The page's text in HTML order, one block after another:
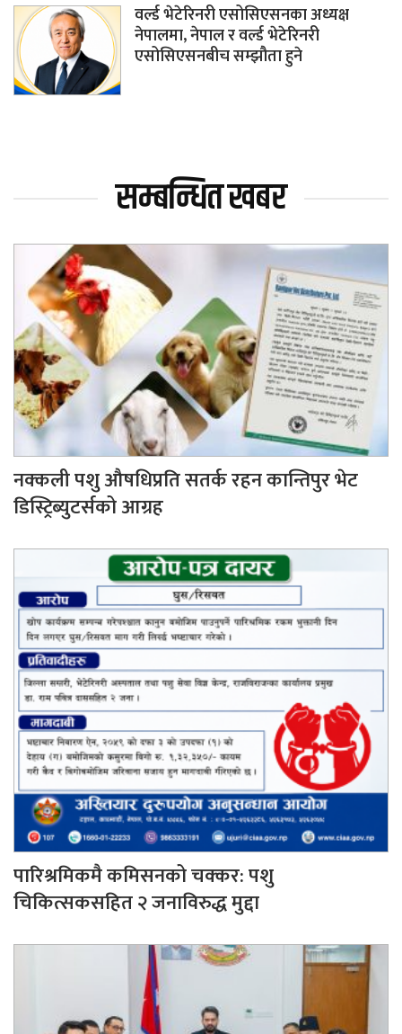
वर्ल्ड भेटेरिनरी एसोसिएसनका अध्यक्ष
नेपालमा, नेपाल र वर्ल्ड भेटेरिनरी
एसोसिएसनबीच सम्झौता हुने
सम्बन्धित खबर
नक्कली पशु औषधिप्रति सतर्क रहन कान्तिपुर भेट
डिस्ट्रिब्युटर्सको आग्रह
पारिश्रमिकमै कमिसनको चक्कर: पशु
चिकित्सकसहित २ जनाविरुद्ध मुद्दा